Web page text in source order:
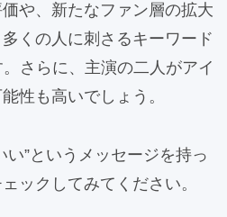
や、新たなファン層の拡大
くの人に刺さるキーワード
さらに、主演の二人がアイ
性も高いでしょう。
い”というメッセージを持っ
ックしてみてください。